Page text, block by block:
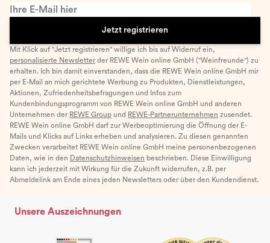
Ihre E-Mail hier
Jetzt registrieren
Mit Klick auf "Jetzt registrieren" willige ich bis auf Widerruf ein,
personalisierte Newsletter der REWE Wein online GmbH ("Weinfreunde") zu
erhalten. Ich bin damit einverstanden, dass die REWE Wein online GmbH mir
per E-Mail an mich gerichtete Werbung zu Produkten, Dienstleistungen,
Aktionen, Zufriedenheitsbefragungen und Infos zum
Kundenbindungsprogramm von REWE Wein online GmbH und anderen
Unternehmen der REWE Group und REWE-Partnerunternehmen zusendet.
REWE Wein online GmbH darf zur Werbeoptimierung die Öffnung der E-
Mails und Klicks auf Links erheben und analysieren. Zu diesen genannten
Zwecken verarbeitet REWE Wein online GmbH meine personenbezogenen
Daten, wie in den Datenschutzhinweisen beschrieben. Diese Einwilligung
kann ich jederzeit mit Wirkung für die Zukunft widerrufen, z.B. per
Abmeldelink am Ende eines jeden Newsletters oder über den Kundendienst.
Unsere Auszeichnungen